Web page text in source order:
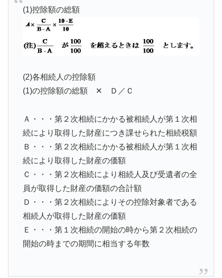
(1)控除額の総額
(2)各相続人の控除額
(1)の控除額の総額 ✕ Ｄ／Ｃ
Ａ・・・第２次相続にかかる被相続人が第１次相
続により取得した財産につき課せられた相続税額
Ｂ・・・第２次相続にかかる被相続人が第１次相
続により取得した財産の価額
Ｃ・・・第２次相続により相続人及び受遺者の全
員が取得した財産の価額の合計額
Ｄ・・・第２次相続によりその控除対象者である
相続人が取得した財産の価額
Ｅ・・・第１次相続の開始の時から第２次相続の
開始の時までの期間に相当する年数